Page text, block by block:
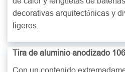
decorativas arquitectónicas y
ligeros.
Tira de aluminio anodizado
Con un contenido